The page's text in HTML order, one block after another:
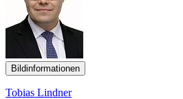
Bildinformationen
Tobias Lindner